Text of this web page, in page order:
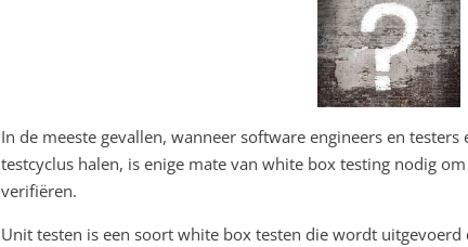
In de meeste gevallen, wanneer software engineers en
testcyclus halen, is enige mate van white box testing nodig
verifiëren.
Unit testen is een soort white box testen die wordt